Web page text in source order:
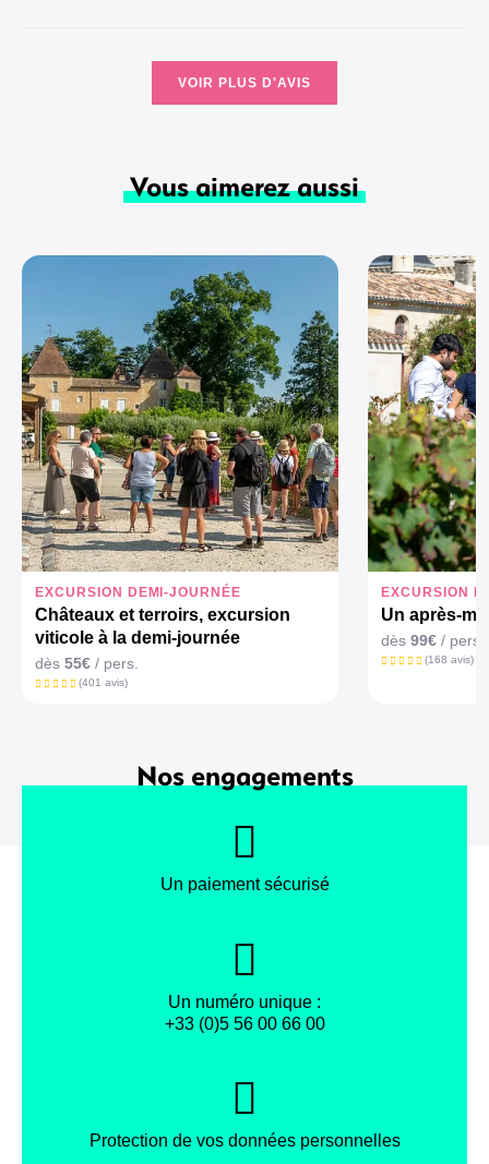
VOIR PLUS D'AVIS
Vous aimerez aussi
EXCURSION DEMI-JOURNÉE
Châteaux et terroirs, excursion
viticole à la demi-journée
dès 55€ / pers.
(401 avis)
EXCURSION
Un après-
dès99€ / pers.
(168 avis)
Nos engagements
Un paiement sécurisé
Un numéro unique :
+33 (0)5 56 00 66 00
Protection de vos données personnelles